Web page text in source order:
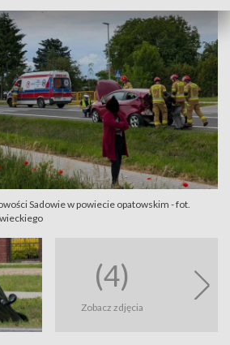
Sadowie w powiecie opatowskim - fot.
(4)
Zobacz zdjęcia